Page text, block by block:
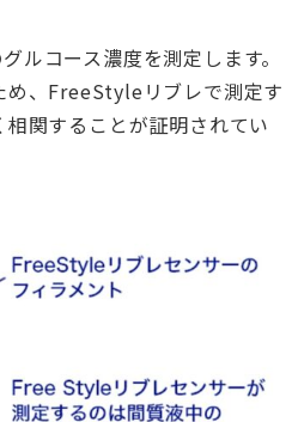
コース濃度を測定します。
、FreeStyleリブレで測定す
関することが証明されてい